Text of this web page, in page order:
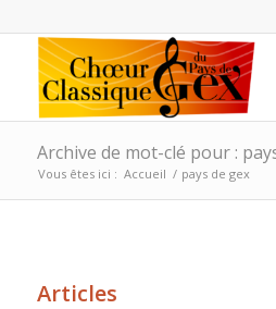
Archive de mot-clé pour :
Vous êtes ici : Accueil / pays de gex
Articles